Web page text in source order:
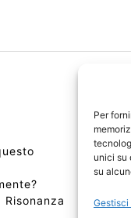
Per
unici su
su
Gestisci
📰